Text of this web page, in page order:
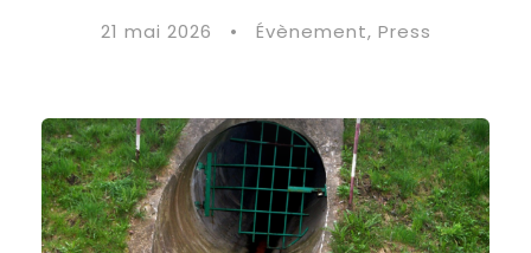
21 mai 2026 • Évènement, Press